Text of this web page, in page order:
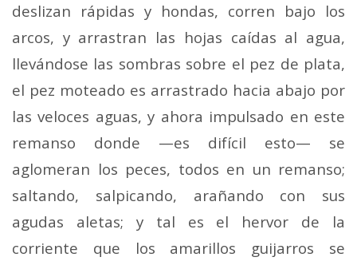
deslizan rápidas y hondas, corren bajo los
arcos, y arrastran las hojas caídas al agua,
llevándose las sombras sobre el pez de plata,
el pez moteado es arrastrado hacia abajo por
las veloces aguas, y ahora impulsado en este
remanso donde —es difícil esto— se
aglomeran los peces, todos en un remanso;
saltando, salpicando, arañando con sus
agudas aletas; y tal es el hervor de la
corriente que los amarillos guijarros se